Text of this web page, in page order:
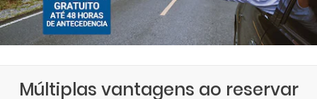
Múltiplas vantagens ao reservar